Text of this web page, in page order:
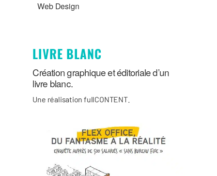
Web Design
LIVRE BLANC
Création graphique et éditoriale d’un
livre blanc.
Une réalisation fullCONTENT.